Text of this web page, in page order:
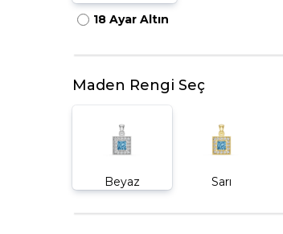
18 Ayar Altın
Maden Rengi Seç
Beyaz Sarı